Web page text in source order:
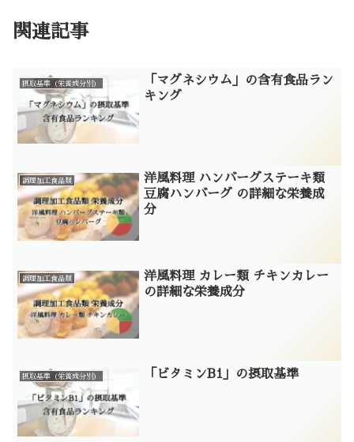
関連記事
摂取基準（栄養成分別）
「マグネシウム」の含有食品ラン
キング
調理加工食品類
洋風料理 ハンバーグステーキ類
豆腐ハンバーグ の詳細な栄養成
分
調理加工食品類
洋風料理 カレー類 チキンカレー
の詳細な栄養成分
摂取基準（栄養成分別） 「ビタミンB1」の摂取基準